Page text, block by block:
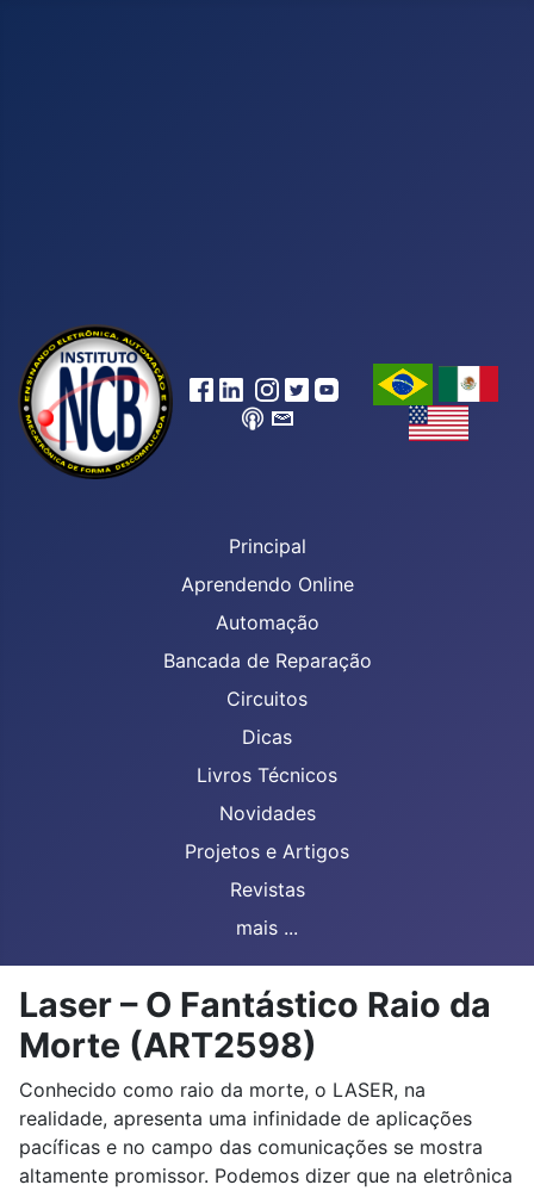
Principal
Aprendendo Online
Automação
Bancada de Reparação
Circuitos
Dicas
Livros Técnicos
Novidades
Projetos e Artigos
Revistas
mais ...
Laser – O Fantástico Raio da
Morte (ART2598)
Conhecido como raio da morte, o LASER, na
realidade, apresenta uma infinidade de aplicações
pacíficas e no campo das comunicações se mostra
altamente promissor. Podemos dizer que na eletrônica